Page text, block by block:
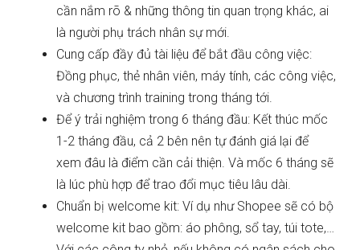
cần nắm rõ & những thông tin quan trọng khác, ai
là người phụ trách nhân sự mới.
Cung cấp đầy đủ tài liệu để bắt đầu công việc:
Đồng phục, thẻ nhân viên, máy tính, các công việc,
và chương trình training trong tháng tới.
Để ý trải nghiệm trong 6 tháng đầu: Kết thúc mốc
1-2 tháng đầu, cả 2 bên nên tự đánh giá lại để
xem đâu là điểm cần cải thiện. Và mốc 6 tháng sẽ
là lúc phù hợp để trao đổi mục tiêu lâu dài.
Chuẩn bị welcome kit: Ví dụ như Shopee sẽ có bộ
welcome kit bao gồm: áo phông, sổ tay, túi tote,…